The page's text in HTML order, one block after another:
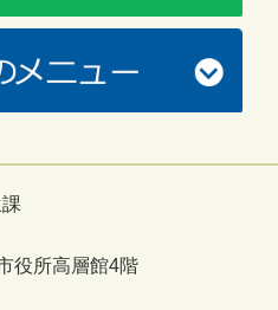
役所高層館4階